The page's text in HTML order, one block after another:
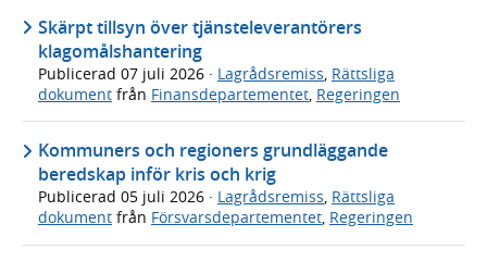
Skärpt tillsyn över tjänsteleverantörers
klagomålshantering
Publicerad 07 juli 2026 · Lagrådsremiss, Rättsliga
dokument från Finansdepartementet, Regeringen
Kommuners och regioners grundläggande
beredskap inför kris och krig
Publicerad 05 juli 2026 · Lagrådsremiss, Rättsliga
dokument från Försvarsdepartementet, Regeringen